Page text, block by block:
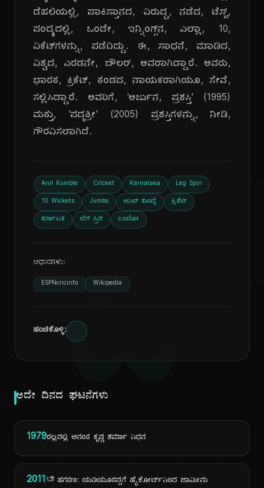
ದಿ
ದೆಹಲಿಯಲ್ಲಿ, ಪಾಕಿಸ್ತಾನದ, ವಿರುದ್ಧ, ನಡೆದ, ಟೆಸ್ಟ್,
ಪಂದ್ಯದಲ್ಲಿ, ಒಂದೇ, ಇನ್ನಿಂಗ್ಸ್‌ನ, ಎಲ್ಲಾ, 10,
ವಿಕೆಟ್‌ಗಳನ್ನು, ಪಡೆದಿದ್ದು. ಈ, ಸಾಧನೆ, ಮಾಡಿದ,
ವಿಶ್ವದ, ಎರಡನೇ, ಬೌಲರ್, ಅವರಾಗಿದ್ದಾರೆ. ಅವರು,
ಭಾರತ, ಕ್ರಿಕೆಟ್, ತಂಡದ, ನಾಯಕರಾಗಿಯೂ, ಸೇವೆ,
ಸಲ್ಲಿಸಿದ್ದಾರೆ. ಅವರಿಗೆ, 'ಅರ್ಜುನ, ಪ್ರಶಸ್ತಿ' (1995)
ಮತ್ತು, 'ಪದ್ಮಶ್ರೀ' (2005) ಪ್ರಶಸ್ತಿಗಳನ್ನು, ನೀಡಿ,
ಗೌರವಿಸಲಾಗಿದೆ.
Anil Kumble Cricket Karnataka Leg Spin
10 Wickets Jumbo ಅನಿಲ್ ಕುಂಬ್ಳೆ ಕ್ರಿಕೆಟ್
ಕರ್ನಾಟಕ ಲೆಗ್ ಸ್ಪಿನ್ ಜಂಬೋ
ಆಧಾರಗಳು:
ESPNcricinfo Wikipedia
ಹಂಚಿಕೊಳ್ಳಿ:
ಅದೇ ದಿನದ ಘಟನೆಗಳು
1979ರಲ್ಲಪಲ್ಲಿ ಅನಂತ ಕೃಷ್ಣ ಶರ್ಮಾ ನಿಧನ
2011భూ ಹಗರಣ: ಯಡಿಯೂರಪ್ಪಗೆ ಹೈಕೋರ್ಟ್‌ನಿಂದ ಜಾಮೀನು